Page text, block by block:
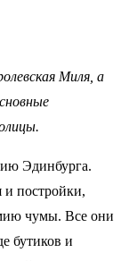
Миля, а
Эдинбурга.
и постройки,
чумы. Все они
бутиков и